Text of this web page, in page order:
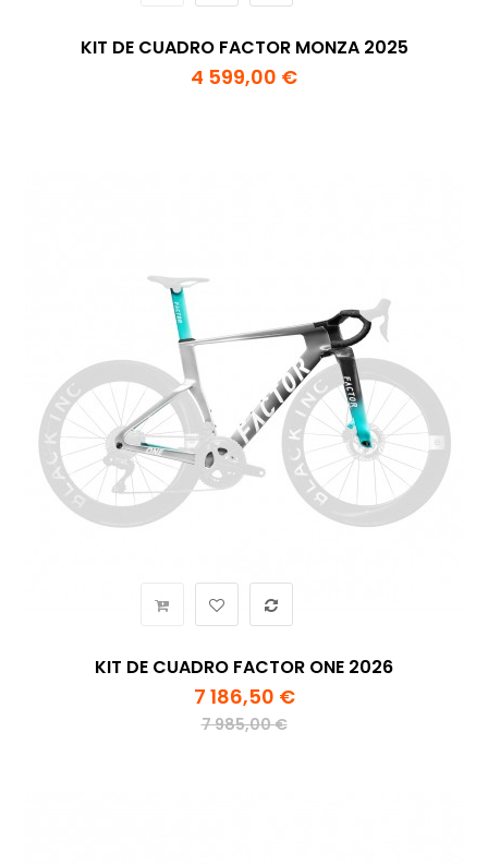
KIT DE CUADRO FACTOR MONZA 2025
4 599,00 €
KIT DE CUADRO FACTOR ONE 2026
7 186,50 €
7 985,00 €